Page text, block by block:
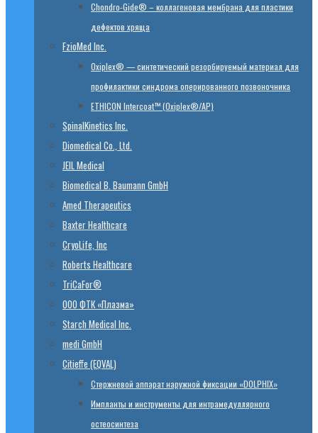
Chondro-Gide® – коллагеновая мембрана для пластики
дефектов хряща
FzioMed Inc.
Oxiplex® — синтетический резорбируемый материал для
профилактики синдрома оперированного позвоночника
ETHICON Intercoat™ (Oxiplex®/AP)
SpinalKinetics Inc.
Diomedical Co., Ltd.
JEIL Medical
Biomedical B. Baumann GmbH
Amed Therapeutics
Baxter Healthcare
CryoLife, Inc
Roberts Healthcare
TriCaFor®
ООО ФТК «Плазма»
Starch Medical Inc.
medi GmbH
Citieffe (EQVAL)
Стержневой аппарат наружной фиксации «DOLPHIX»
Импланты и инструменты для интрамедуллярного
остеосинтеза